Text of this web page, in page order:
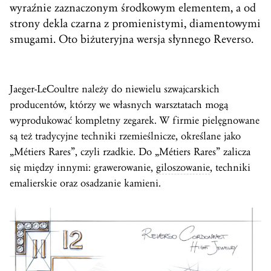
wyraźnie zaznaczonym środkowym elementem, a od
strony dekla czarna z promienistymi, diamentowymi
smugami. Oto biżuteryjna wersja słynnego Reverso.
Jaeger-LeCoultre należy do niewielu szwajcarskich
producentów, którzy we własnych warsztatach mogą
wyprodukować kompletny zegarek. W firmie pielęgnowane
są też tradycyjne techniki rzemieślnicze, określane jako
„Métiers Rares”, czyli rzadkie. Do „Métiers Rares” zalicza
się między innymi: grawerowanie, giloszowanie, techniki
emalierskie oraz osadzanie kamieni.